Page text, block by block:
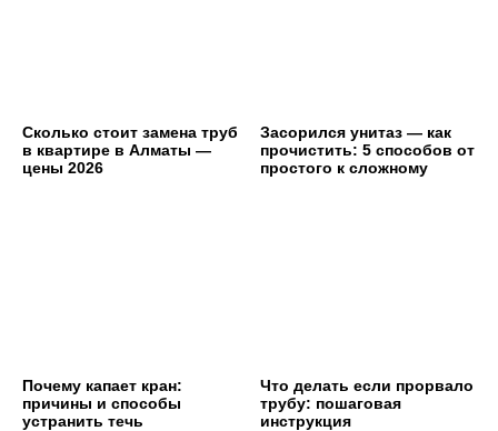
Сколько стоит замена труб
в квартире в Алматы —
цены 2026
Засорился унитаз — как
прочистить: 5 способов от
простого к сложному
Почему капает кран:
причины и способы
устранить течь
Что делать если прорвало
трубу: пошаговая
инструкция